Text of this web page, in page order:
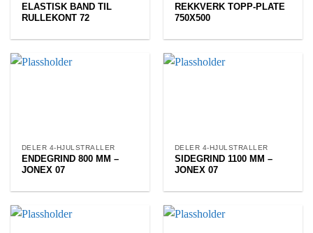
ELASTISK BAND TIL
RULLEKONT 72
REKKVERK TOPP-PLATE
750X500
DELER 4-HJULSTRALLER
ENDEGRIND 800 MM –
JONEX 07
DELER 4-HJULSTRALLER
SIDEGRIND 1100 MM –
JONEX 07